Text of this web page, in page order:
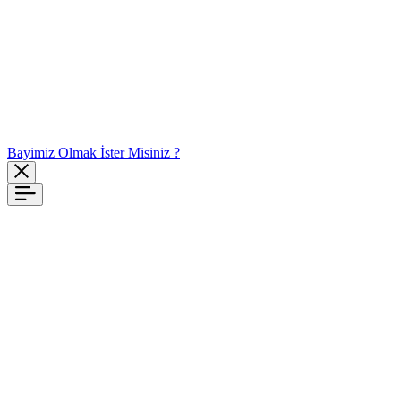
Bayimiz Olmak İster Misiniz ?